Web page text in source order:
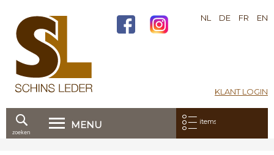
KLANT LOGIN
NL DE FR EN
MENU Mijn bestelling:
items
zoeken